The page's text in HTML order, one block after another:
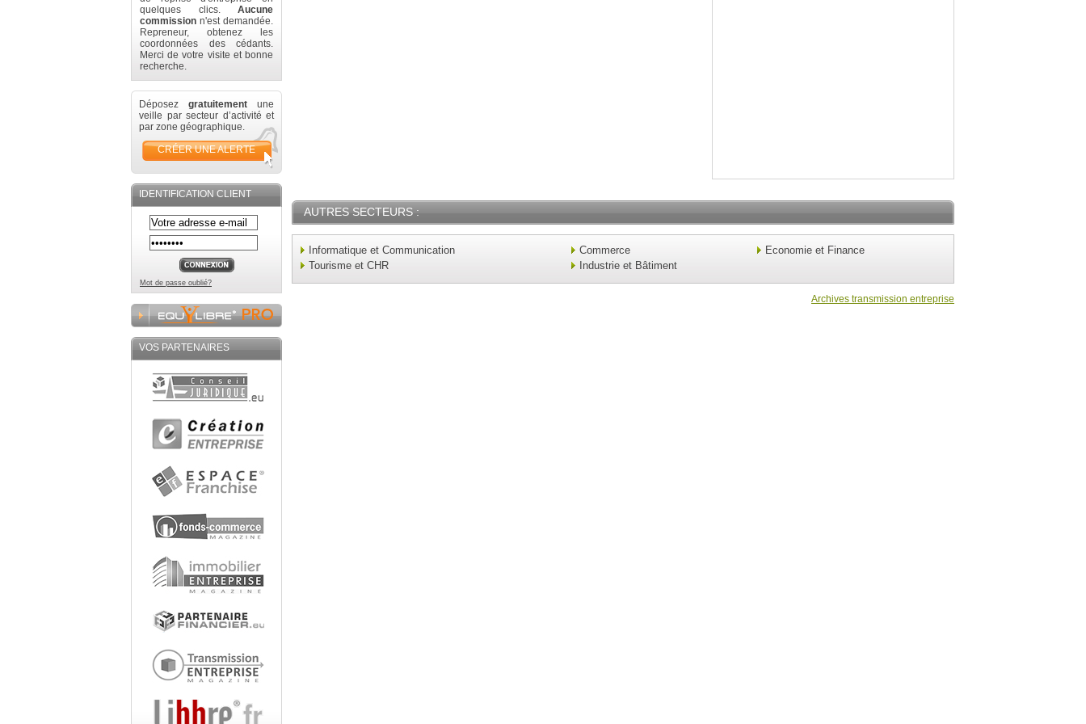
quelques clics. Aucune
commission n'est demandée.
Repreneur, obtenez les
coordonnées des cédants.
Merci de votre visite et bonne
recherche.
Déposez gratuitement une
veille par secteur d’activité et
par zone géographique.
CRÉER UNE ALERTE
IDENTIFICATION CLIENT
Mot de passe oublié?
VOS PARTENAIRES
AUTRES SECTEURS :
Informatique et Communication
Tourisme et CHR
Commerce
Industrie et Bâtiment
Economie et Finance
Archives transmission entreprise